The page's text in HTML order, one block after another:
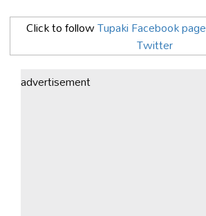
Click to followTupaki Facebook page
Twitter
advertisement